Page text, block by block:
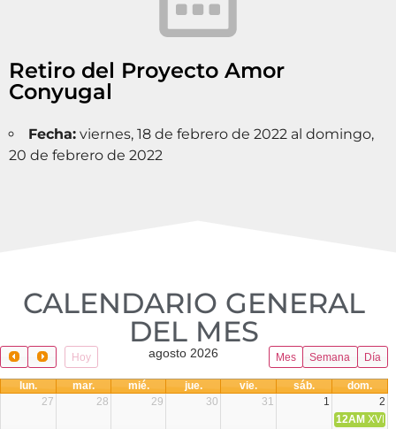
Retiro del Proyecto Amor
Conyugal
Fecha: viernes, 18 de febrero de 2022 al domingo,
20 de febrero de 2022
CALENDARIO GENERAL
DEL MES​
Hoy Mes Semana Día
agosto 2026
lun. mar. mié. jue. vie. sáb.
dom.
27
28 29 30 31 1
2
12AM XVIII